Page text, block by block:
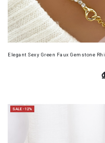
Elegant Sexy Green Faux Gemstone
SALE -12%